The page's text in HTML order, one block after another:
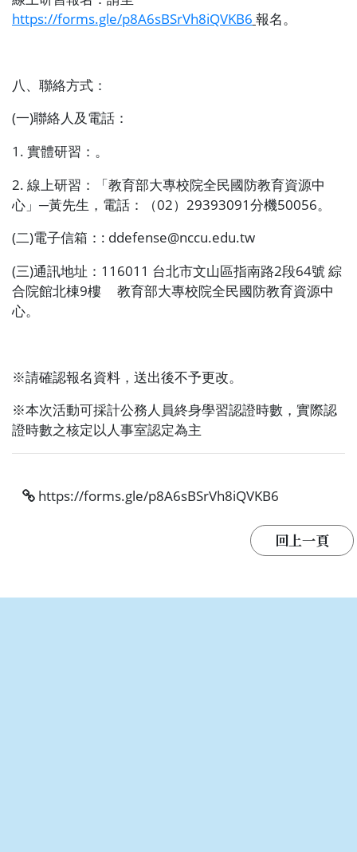
https://forms.gle/p8A6sBSrVh8iQVKB6 報名。
八、聯絡方式：
(一)聯絡人及電話：
1. 實體研習：。
2. 線上研習：「教育部大專校院全民國防教育資源中
心」─黃先生，電話：（02） 29393091分機50056。
(二)電子信箱： : ddefense@nccu.edu.tw
(三)通訊地址： 116011 台北市文山區指南路2段64號 綜
合院館北棟9樓
教育部大專校院全民國防教育資源中
心。
※請確認報名資料，送出後不予更改。
※本次活動可採計公務人員終身學習認證時數，實際認
證時數之核定以人事室認定為主
https://forms.gle/p8A6sBSrVh8iQVKB6